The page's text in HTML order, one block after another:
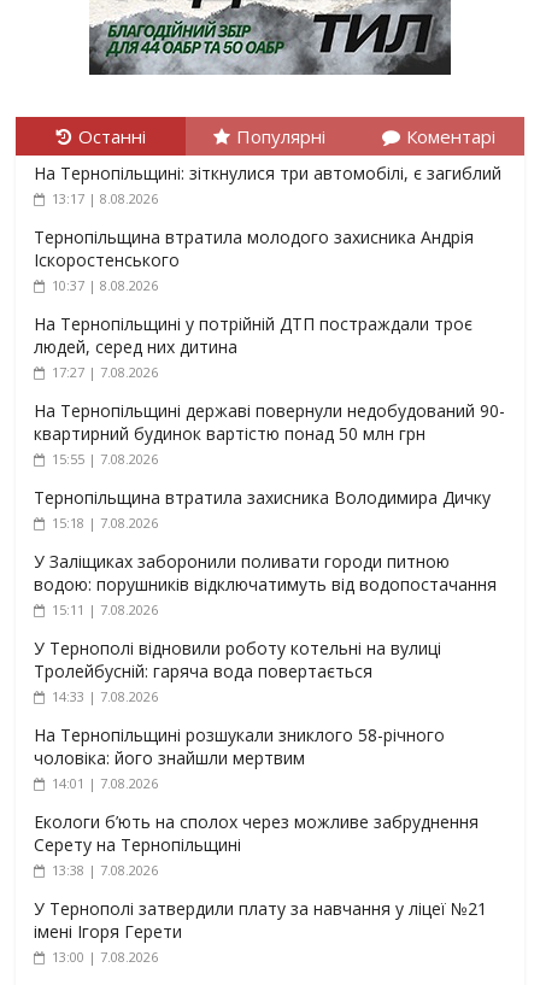
Останні Популярні Коментарі
На Тернопільщині: зіткнулися три автомобілі, є загиблий
13:17 | 8.08.2026
Тернопільщина втратила молодого захисника Андрія
Іскоростенського
10:37 | 8.08.2026
На Тернопільщині у потрійній ДТП постраждали троє
людей, серед них дитина
17:27 | 7.08.2026
На Тернопільщині державі повернули недобудований 90-
квартирний будинок вартістю понад 50 млн грн
15:55 | 7.08.2026
Тернопільщина втратила захисника Володимира Дичку
15:18 | 7.08.2026
У Заліщиках заборонили поливати городи питною
водою: порушників відключатимуть від водопостачання
15:11 | 7.08.2026
У Тернополі відновили роботу котельні на вулиці
Тролейбусній: гаряча вода повертається
14:33 | 7.08.2026
На Тернопільщині розшукали зниклого 58-річного
чоловіка: його знайшли мертвим
14:01 | 7.08.2026
Екологи б’ють на сполох через можливе забруднення
Серету на Тернопільщині
13:38 | 7.08.2026
У Тернополі затвердили плату за навчання у ліцеї №21
імені Ігоря Герети
13:00 | 7.08.2026